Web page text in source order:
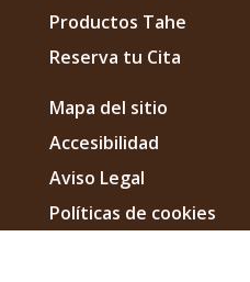
Productos Tahe
Reserva tu Cita
Mapa del sitio
Accesibilidad
Aviso Legal
Políticas de cookies